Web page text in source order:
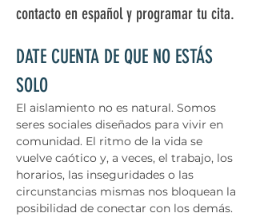
contacto en español y programar tu cita.
DATE CUENTA DE QUE NO ESTÁS
SOLO
El aislamiento no es natural. Somos
seres sociales diseñados para vivir en
comunidad. El ritmo de la vida se
vuelve caótico y, a veces, el trabajo, los
horarios, las inseguridades o las
circunstancias mismas nos bloquean la
posibilidad de conectar con los demás.